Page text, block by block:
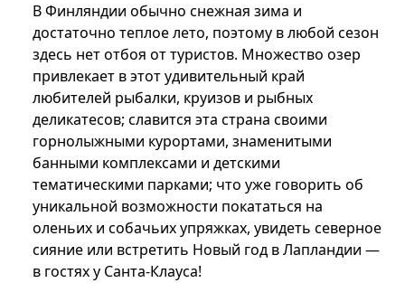
В Финляндии обычно снежная зима и
достаточно теплое лето, поэтому в любой сезон
здесь нет отбоя от туристов. Множество озер
привлекает в этот удивительный край
любителей рыбалки, круизов и рыбных
деликатесов; славится эта страна своими
горнолыжными курортами, знаменитыми
банными комплексами и детскими
тематическими парками; что уже говорить об
уникальной возможности покататься на
оленьих и собачьих упряжках, увидеть северное
сияние или встретить Новый год в Лапландии —
в гостях у Санта-Клауса!